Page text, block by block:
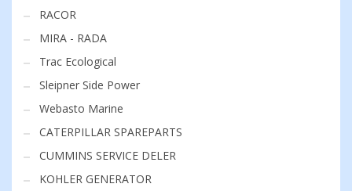
RACOR
MIRA - RADA
Trac Ecological
Sleipner Side Power
Webasto Marine
CATERPILLAR SPAREPARTS
CUMMINS SERVICE DELER
KOHLER GENERATOR